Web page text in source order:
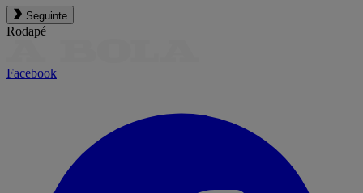
Seguinte
Rodapé
Facebook